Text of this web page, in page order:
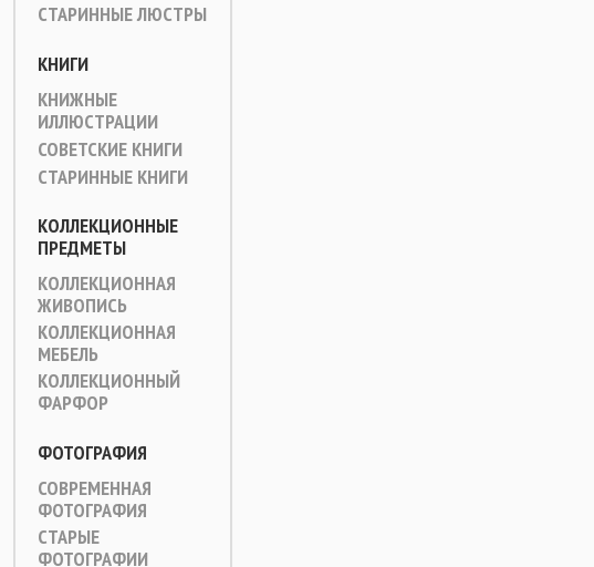
СТАРИННЫЕ ЛЮСТРЫ
КНИГИ
КНИЖНЫЕ
ИЛЛЮСТРАЦИИ
СОВЕТСКИЕ КНИГИ
СТАРИННЫЕ КНИГИ
КОЛЛЕКЦИОННЫЕ
ПРЕДМЕТЫ
КОЛЛЕКЦИОННАЯ
ЖИВОПИСЬ
КОЛЛЕКЦИОННАЯ
МЕБЕЛЬ
КОЛЛЕКЦИОННЫЙ
ФАРФОР
ФОТОГРАФИЯ
СОВРЕМЕННАЯ
ФОТОГРАФИЯ
СТАРЫЕ
ФОТОГРАФИИ